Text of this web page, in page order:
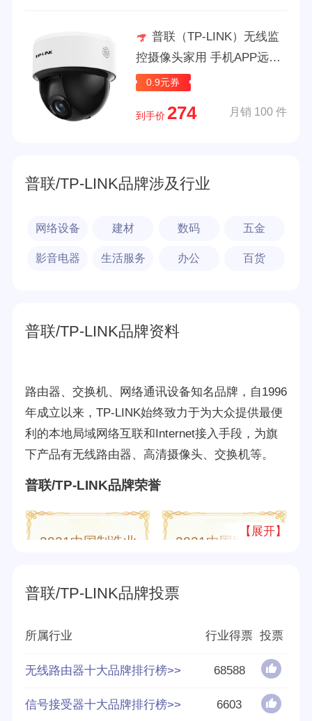
普联（TP-LINK）无线监
控摄像头家用 手机APP远程
查看高清监控器室内吸顶半
旋转云台版 300万3MP红外
0.9元券
到手价 274 月销 100 件
普联/TP-LINK品牌涉及行业
网络设备 建材 数码 五金
影音电器 生活服务 办公 百货
普联/TP-LINK品牌资料
路由器、交换机、网络通讯设备知名品牌，自1996
年成立以来，TP-LINK始终致力于为大众提供最便
利的本地局域网络互联和Internet接入手段，为旗
下产品有无线路由器、高清摄像头、交换机等。
普联/TP-LINK品牌荣誉
2021中国制造业
2021中国民营企
2022中国制造业
【展开】
普联/TP-LINK品牌投票
所属行业 行业得票 投票
无线路由器十大品牌排行榜>> 68588
信号接受器十大品牌排行榜>> 6603